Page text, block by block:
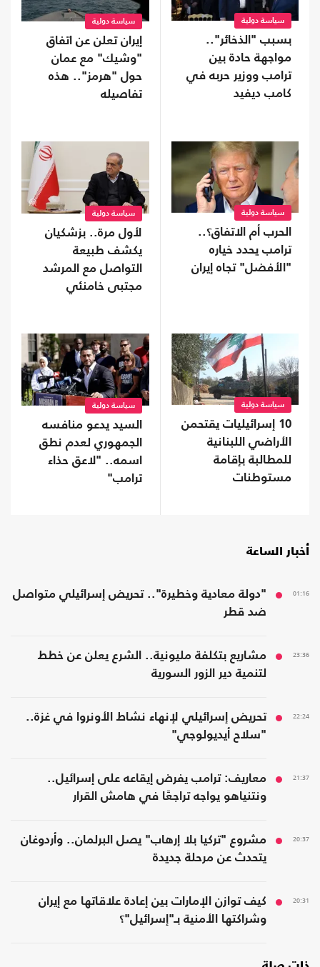
سياسة دولية
بسبب "الذخائر"..
مواجهة حادة بين
ترامب ووزير حربه في
كامب ديفيد
سياسة دولية
إيران تعلن عن اتفاق
"وشيك" مع عمان
حول "هرمز".. هذه
تفاصيله
سياسة دولية
الحرب أم الاتفاق؟..
ترامب يحدد خياره
"الأفضل" تجاه إيران
سياسة دولية
لأول مرة.. بزشكيان
يكشف طبيعة
التواصل مع المرشد
مجتبى خامنئي
سياسة دولية
10 إسرائيليات يقتحمن
الأراضي اللبنانية
للمطالبة بإقامة
مستوطنات
سياسة دولية
السيد يدعو منافسه
الجمهوري لعدم نطق
اسمه.. "لاعق حذاء
ترامب"
أخبار الساعة
01:16
"دولة معادية وخطيرة".. تحريض إسرائيلي متواصل
ضد قطر
23:36
مشاريع بتكلفة مليونية.. الشرع يعلن عن خطط
لتنمية دير الزور السورية
22:24
تحريض إسرائيلي لإنهاء نشاط الأونروا في غزة..
"سلاح أيديولوجي"
21:37
معاريف: ترامب يفرض إيقاعه على إسرائيل..
ونتنياهو يواجه تراجعًا في هامش القرار
20:37
مشروع "تركيا بلا إرهاب" يصل البرلمان.. وأردوغان
يتحدث عن مرحلة جديدة
20:31
كيف توازن الإمارات بين إعادة علاقاتها مع إيران
وشراكتها الأمنية بـ"إسرائيل"؟